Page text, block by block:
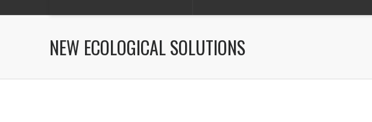
NEW ECOLOGICAL SOLUTIONS